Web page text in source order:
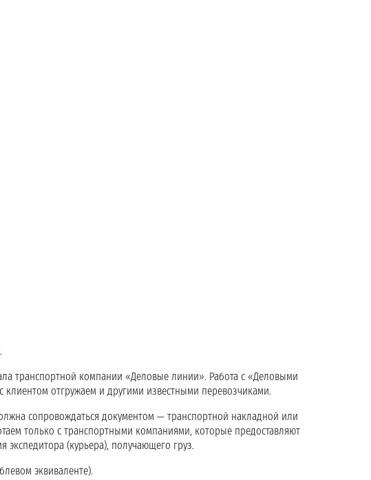
транспортной компании «Деловые линии». Работа с «Деловыми
отгружаем и другими известными перевозчиками.
сопровождаться документом — транспортной накладной или
только с транспортными компаниями, которые предоставляют
экспедитора (курьера), получающего груз.
эквиваленте).